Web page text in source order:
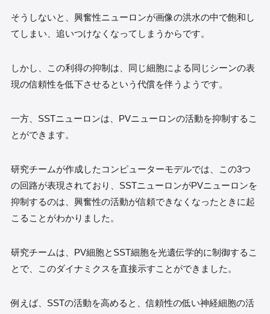
そうしないと、興奮性ニューロンが画像の洪水の中で飽和し
てしまい、追いつけなくなってしまうからです。
しかし、この利得の抑制は、同じ細胞による同じシーンの表
現の信頼性を低下させるという代償を伴うようです。
一方、SSTニューロンは、PVニューロンの活動を抑制するこ
とができます。
研究チームが作成したコンピューターモデルでは、この3つ
の回路が表現されており、SSTニューロンがPVニューロンを
抑制するのは、興奮性の活動が信頼できなくなったときに起
こることがわかりました。
研究チームは、PV細胞とSST細胞を光遺伝学的に制御するこ
とで、このダイナミクスを直接示すことができました。
例えば、SSTの活動を高めると、信頼性の低い神経細胞の活